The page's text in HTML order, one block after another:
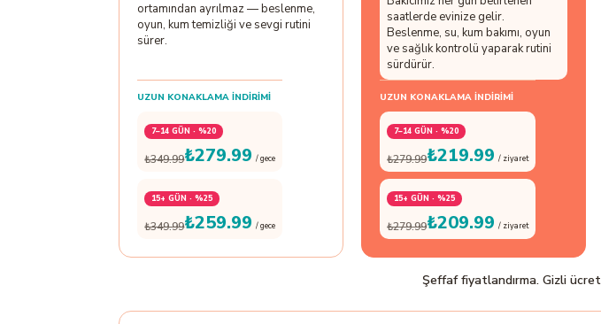
ortamından ayrılmaz — beslenme,
oyun, kum temizliği ve sevgi rutini
sürer.
UZUN KONAKLAMA İNDIRIMI
7–14 GÜN · %20
₺349.99₺279.99 / gece
15+ GÜN · %25
₺349.99₺259.99 / gece
saatlerde evinize gelir.
Beslenme, su, kum bakımı, oyun
ve sağlık kontrolü yaparak rutini
sürdürür.
UZUN KONAKLAMA İNDIRIMI
7–14 GÜN · %20
₺279.99₺219.99 / ziyaret
15+ GÜN · %25
₺279.99₺209.99 / ziyaret
Şeffaf fiyatlandırma. Gizli